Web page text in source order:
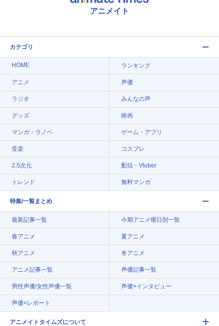
アニメイト
カテゴリ
HOME ランキング
アニメ 声優
ラジオ みんなの声
グッズ 映画
マンガ・ラノベ ゲーム・アプリ
音楽 コスプレ
2.5次元 配信・Vtuber
トレンド 無料マンガ
特集/一覧まとめ
最新記事一覧 今期アニメ曜日別一覧
春アニメ 夏アニメ
秋アニメ 冬アニメ
アニメ記事一覧 声優記事一覧
男性声優/女性声優一覧 声優×インタビュー
声優×レポート
アニメイトタイムズについて